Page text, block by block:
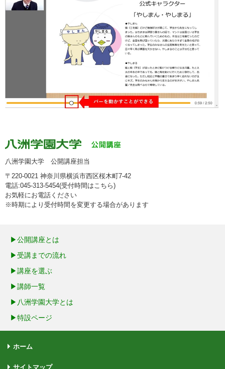
八洲学園大学 公開講座担当
〒220-0021 神奈川県横浜市西区桜木町7-42
電話:045-313-5454(受付時間は こちら)
お気軽にお電話ください
※時期により受付時間を変更する場合があります
公開講座とは
受講までの流れ
講座を選ぶ
講師一覧
八洲学園大学とは
特設ページ
ホーム
サイトマップ